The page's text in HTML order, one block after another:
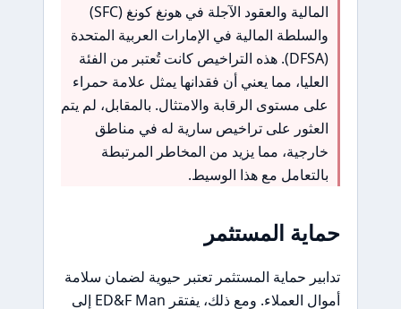
المالية والعقود الآجلة في هونغ كونغ (SFC)
والسلطة المالية في الإمارات العربية المتحدة
(DFSA). هذه التراخيص كانت تُعتبر من الفئة
العليا، مما يعني أن فقدانها يمثل علامة حمراء
على مستوى الرقابة والامتثال. بالمقابل، لم يتم
العثور على تراخيص سارية له في مناطق
خارجية، مما يزيد من المخاطر المرتبطة
بالتعامل مع هذا الوسيط.
حماية المستثمر
تدابير حماية المستثمر تعتبر حيوية لضمان سلامة
أموال العملاء. ومع ذلك، يفتقر ED&F Man إلى